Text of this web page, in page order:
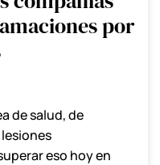
por
de salud, de
eso hoy en